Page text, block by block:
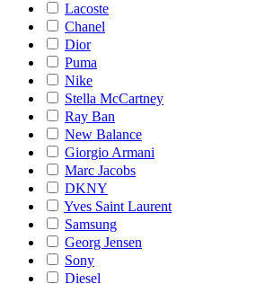
Lacoste
Chanel
Dior
Puma
Nike
Stella McCartney
Ray Ban
New Balance
Giorgio Armani
Marc Jacobs
DKNY
Yves Saint Laurent
Samsung
Georg Jensen
Sony
Diesel